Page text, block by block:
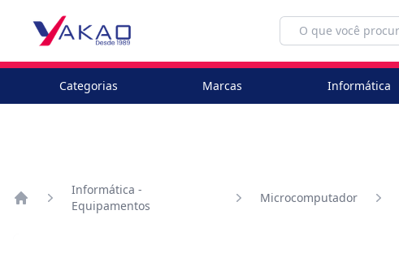
Categorias Marcas Informática
Informática -
Equipamentos
Microcomputador